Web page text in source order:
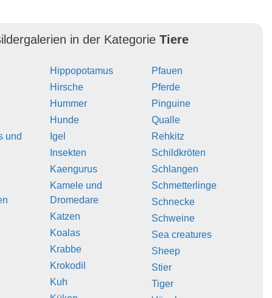
in der KategorieTiere
und
Hippopotamus
Hirsche
Hummer
Hunde
Igel
Insekten
Kaengurus
Kamele und
Dromedare
Katzen
Koalas
Krabbe
Krokodil
Kuh
Pfauen
Pferde
Pinguine
Qualle
Rehkitz
Schildkröten
Schlangen
Schmetterlinge
Schnecke
Schweine
Sea creatures
Sheep
Stier
Tiger